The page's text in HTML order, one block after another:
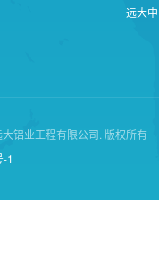
远大中
铝业工程有限公司. 版权所有
1